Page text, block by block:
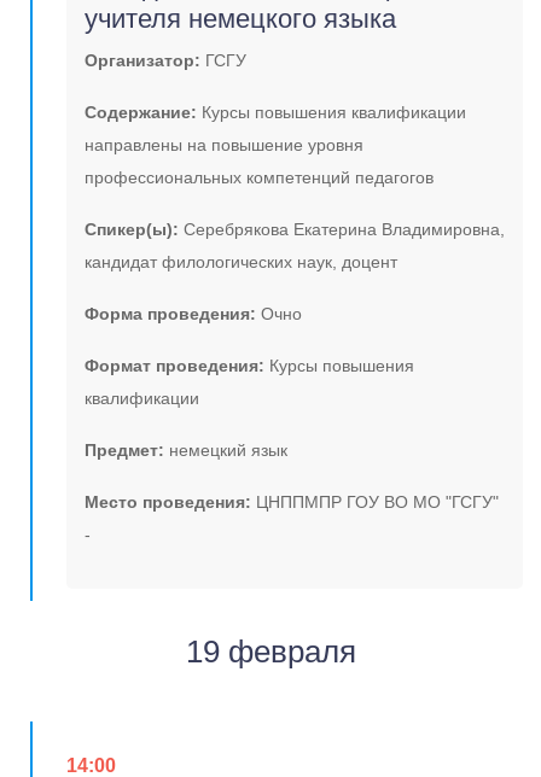
учителя немецкого языка
Организатор: ГСГУ
Содержание: Курсы повышения квалификации
направлены на повышение уровня
профессиональных компетенций педагогов
Спикер(ы): Серебрякова Екатерина Владимировна,
кандидат филологических наук, доцент
Форма проведения: Очно
Формат проведения: Курсы повышения
квалификации
Предмет: немецкий язык
Место проведения: ЦНППМПР ГОУ ВО МО "ГСГУ"
-
19 февраля
14:00